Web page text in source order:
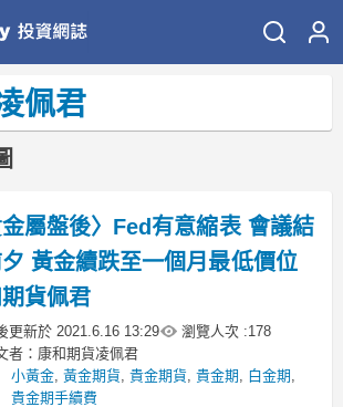
佩君
金屬盤後〉Fed有意縮表 會議結
黃金續跌至一個月最低價位
貨佩君
更新於 2021.6.16 13:29 瀏覽人次 :178
者：康和期貨凌佩君
小黃金, 黃金期貨, 貴金期貨, 貴金期, 白金期,
貴金期手續費